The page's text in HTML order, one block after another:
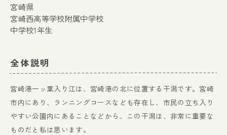
宮崎県
宮崎西高等学校附属中学校
中学校1年生
全体説明
宮崎港一ッ葉入り江は、宮崎港の北に位置する干潟です。宮崎
市内にあり、ランニングコースなども存在し、市民の立ち入り
やすい公園内にあることなどから、この干潟は、非常に重要な
ものだと私は思います。